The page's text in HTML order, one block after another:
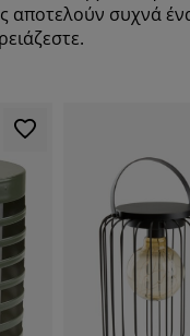
αποτελούν συχνά